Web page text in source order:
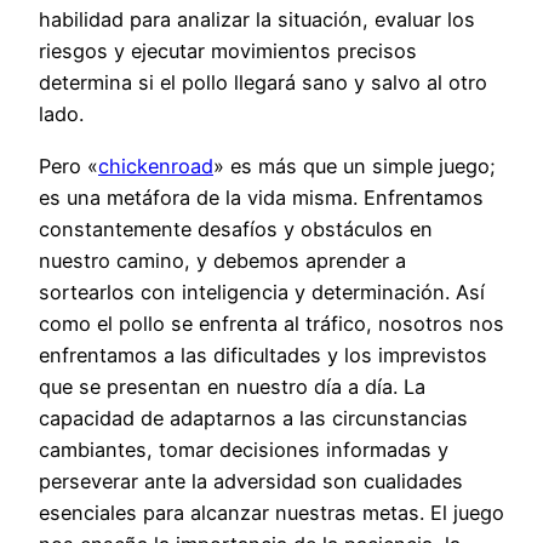
habilidad para analizar la situación, evaluar los
riesgos y ejecutar movimientos precisos
determina si el pollo llegará sano y salvo al otro
lado.
Pero «chickenroad» es más que un simple juego;
es una metáfora de la vida misma. Enfrentamos
constantemente desafíos y obstáculos en
nuestro camino, y debemos aprender a
sortearlos con inteligencia y determinación. Así
como el pollo se enfrenta al tráfico, nosotros nos
enfrentamos a las dificultades y los imprevistos
que se presentan en nuestro día a día. La
capacidad de adaptarnos a las circunstancias
cambiantes, tomar decisiones informadas y
perseverar ante la adversidad son cualidades
esenciales para alcanzar nuestras metas. El juego